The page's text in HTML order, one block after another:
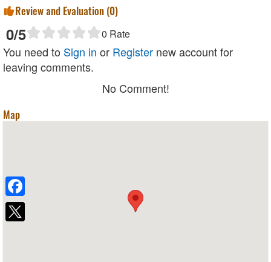
Review and Evaluation (0)
0/5 0 Rate
You need to Sign in or Register new account for
leaving comments.
No Comment!
Map
Facebook